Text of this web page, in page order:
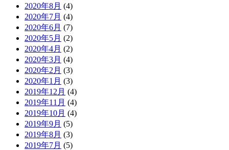
2020年8月 (4)
2020年7月 (4)
2020年6月 (7)
2020年5月 (2)
2020年4月 (2)
2020年3月 (4)
2020年2月 (3)
2020年1月 (3)
2019年12月 (4)
2019年11月 (4)
2019年10月 (4)
2019年9月 (5)
2019年8月 (3)
2019年7月 (5)